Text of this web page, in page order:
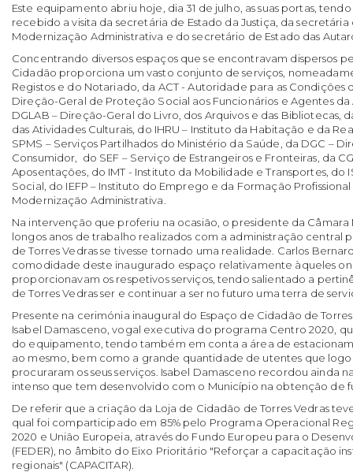
Este equipamento abriu hoje, dia 31 de julho, as suas portas,
recebido a visita da secretária de Estado da Justiça, da
Modernização Administrativa e do secretário de Estado das
Concentrando diversos espaços que se encontravam dispersos
Cidadão proporciona um vasto conjunto de serviços,
Registos e do Notariado, da ACT - Autoridade para as Condições
Direção-Geral de Proteção Social aos Funcionários e Agentes
DGLAB – Direção-Geral do Livro, dos Arquivos e das Bibliotecas,
das Atividades Culturais, do IHRU – Instituto da Habitação e da
SPMS – Serviços Partilhados do Ministério da Saúde, da DGC –
Consumidor, do SEF – Serviço de Estrangeiros e Fronteiras, da
Aposentações, do IMT - Instituto da Mobilidade e Transportes, do
Social, do IEFP – Instituto do Emprego e da Formação
Modernização Administrativa.
Na intervenção que proferiu na ocasião, o presidente da
longos anos de trabalho realizados com a administração central
de Torres Vedras se tivesse tornado uma realidade. Carlos
comodidade deste inaugurado espaço relativamente àqueles
proporcionavam os respetivos serviços, tendo salientado a
de Torres Vedras ser e continuar a ser no futuro uma terra de
Presente na cerimónia inaugural do Espaço de Cidadão de
Isabel Damasceno, vogal executiva do programa Centro 2020,
do equipamento, tendo também em conta a área de
ao mesmo, bem como a grande quantidade de utentes que
procuraram os seus serviços. Isabel Damasceno recordou ainda
intenso que tem desenvolvido com o Município na obtenção de
De referir que a criação da Loja de Cidadão de Torres Vedras
qual foi comparticipado em 85% pelo Programa Operacional
2020 e União Europeia, através do Fundo Europeu para o
(FEDER), no âmbito do Eixo Prioritário "Reforçar a capacitação
regionais" (CAPACITAR).